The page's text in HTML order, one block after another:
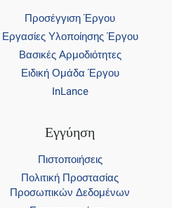
Προσέγγιση Έργου
Εργασίες Υλοποίησης Έργου
Βασικές Αρμοδιότητες
Ειδική Ομάδα Έργου
InLance
Εγγύηση
Πιστοποιήσεις
Πολιτική Προστασίας
Προσωπικών Δεδομένων